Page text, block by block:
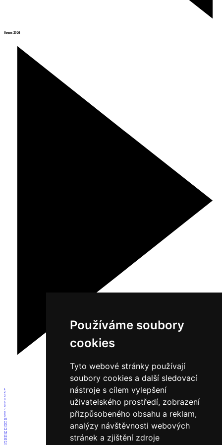
Používáme soubory
cookies
Tyto webové stránky používají
soubory cookies a další sledovací
nástroje s cílem vylepšení
uživatelského prostředí, zobrazení
přizpůsobeného obsahu a reklam,
analýzy návštěvnosti webových
stránek a zjištění zdroje
Srpen 2026
1
2
3
4
5
6
7
8
9
10
11
12
13
14
15
16
17